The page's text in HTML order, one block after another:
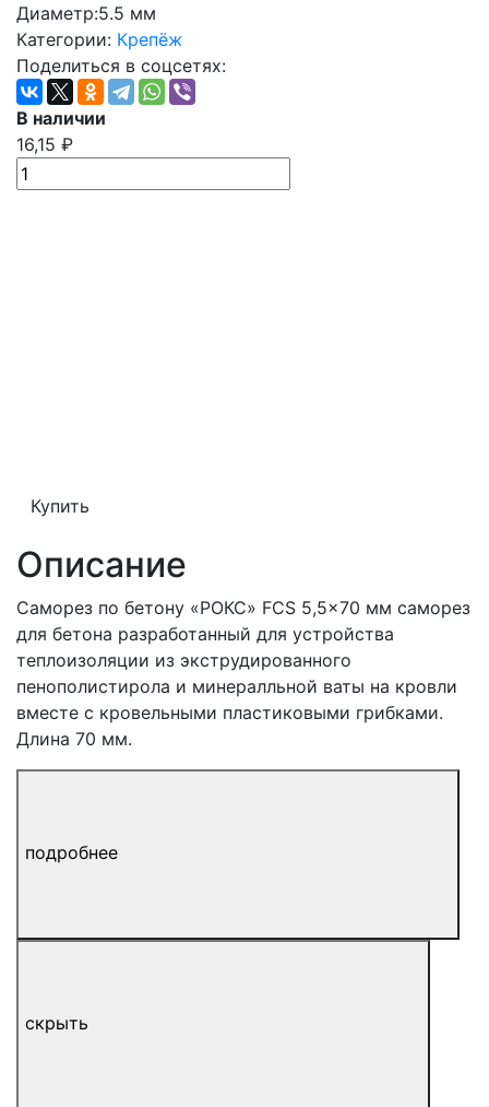
Диаметр:5.5 мм
Категории: Крепёж
Поделиться в соцсетях:
В наличии
16,15 ₽
Купить
Описание
Саморез по бетону «РОКС» FCS 5,5x70 мм саморез
для бетона разработанный для устройства
теплоизоляции из экструдированного
пенополистирола и минералльной ваты на кровли
вместе с кровельными пластиковыми грибками.
Длина 70 мм.
подробнее
скрыть